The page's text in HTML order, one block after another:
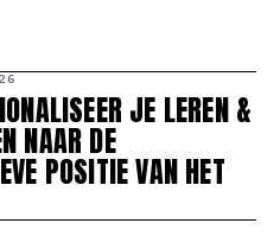
JE LEREN &
NAAR DE
POSITIE VAN HET